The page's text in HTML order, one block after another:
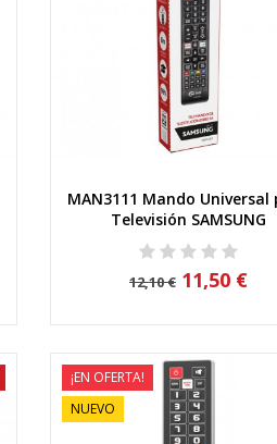
Vista rápida
MAN3111 Mando Universal
Televisión SAMSUNG
12,10 € 11,50 €
¡EN OFERTA!
NUEVO